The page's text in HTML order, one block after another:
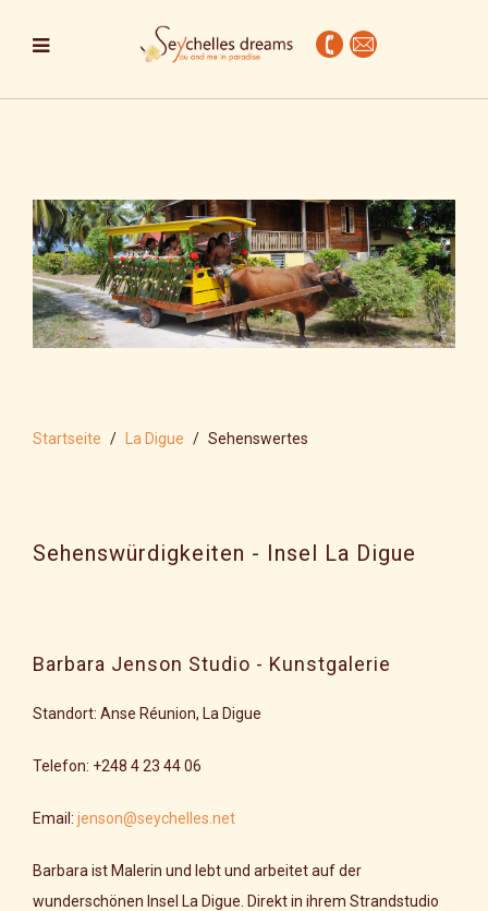
Startseite La Digue Sehenswertes
Sehenswürdigkeiten - Insel La Digue
Barbara Jenson Studio - Kunstgalerie
Standort: Anse Réunion, La Digue
Telefon: +248 4 23 44 06
Email: jenson@seychelles.net
Barbara ist Malerin und lebt und arbeitet auf der
wunderschönen Insel La Digue. Direkt in ihrem Strandstudio